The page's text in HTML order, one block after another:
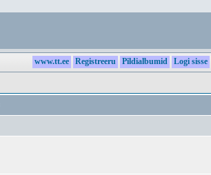
www.tt.ee Registreeru Pildialbumid Logi sisse